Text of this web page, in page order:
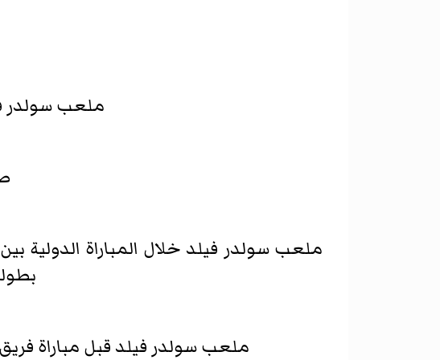
ملعب سولدر
ملعب سولدر فيلد خلال المباراة الدولية بين
ملعب سولدر فيلد قبل مباراة